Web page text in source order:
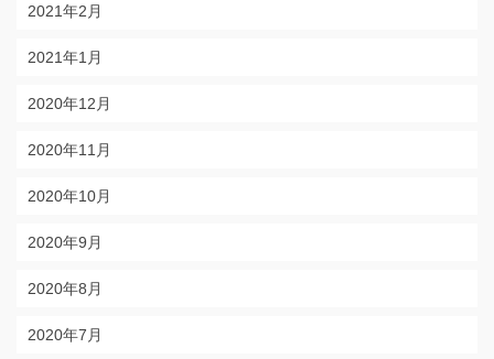
2021年2月
2021年1月
2020年12月
2020年11月
2020年10月
2020年9月
2020年8月
2020年7月